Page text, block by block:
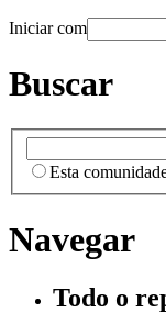
Iniciar com
Buscar
Esta
Navegar
Todo o